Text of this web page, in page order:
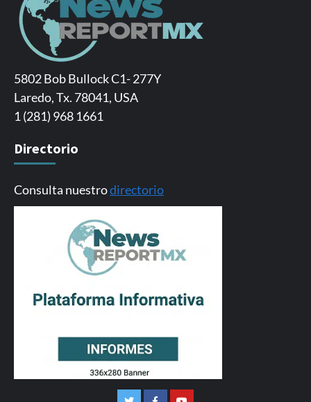
5802 Bob Bullock C1- 277Y
Laredo, Tx. 78041, USA
1 (281) 968 1661
Directorio
Consulta nuestrodirectorio